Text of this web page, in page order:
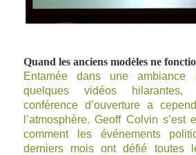
Quand les anciens modèles ne
Entamée dans une ambiance
quelques vidéos hilarantes,
conférence d’ouverture a
l’atmosphère.Geoff Colvin s’est
comment les événements
derniers mois ont défié toutes